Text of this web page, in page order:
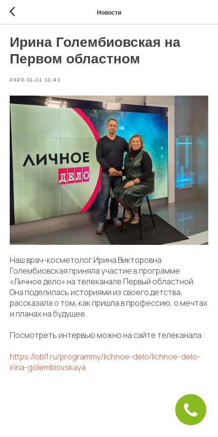
Новости
Ирина Голембиовская на
Первом областном
2023-11-11 11:41
Наш врач-косметолог Ирина Викторовна
Голембиовская приняла участие в программе
«Личное дело» на телеканале Первый областной.
Она поделилась историями из своего детства,
рассказала о том, как пришла в профессию, о мечтах
и планах на будущее.
Посмотреть интервью можно на сайте телеканала:
https://obl1.ru/programmy/lichnoe-delo/lichnoe-delo-
irina-golembiovskaya